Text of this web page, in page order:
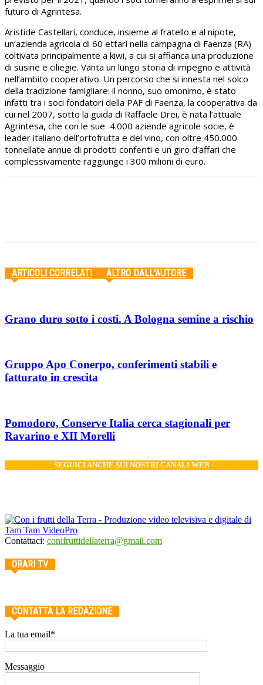
futuro di Agrintesa.
Aristide Castellari, conduce, insieme al fratello e al nipote,
un’azienda agricola di 60 ettari nella campagna di Faenza (RA)
coltivata principalmente a kiwi, a cui si affianca una produzione
di susine e ciliegie. Vanta un lungo storia di impegno e attività
nell’ambito cooperativo. Un percorso che si innesta nel solco
della tradizione famigliare: il nonno, suo omonimo, è stato
infatti tra i soci fondatori della PAF di Faenza, la cooperativa da
cui nel 2007, sotto la guida di Raffaele Drei, è nata l’attuale
Agrintesa, che con le sue 4.000 aziende agricole socie, è
leader italiano dell’ortofrutta e del vino, con oltre 450.000
tonnellate annue di prodotti conferiti e un giro d’affari che
complessivamente raggiunge i 300 milioni di euro.
ARTICOLI CORRELATI ALTRO DALL'AUTORE
Grano duro sotto i costi. A Bologna semine a rischio
Gruppo Apo Conerpo, conferimenti stabili e
fatturato in crescita
Pomodoro, Conserve Italia cerca stagionali per
Ravarino e XII Morelli
SEGUICI ANCHE SUI NOSTRI CANALI WEB
Contattaci: conifruttidellaterra@gmail.com
ORARI TV
CONTATTA LA REDAZIONE
La tua email*
Messaggio